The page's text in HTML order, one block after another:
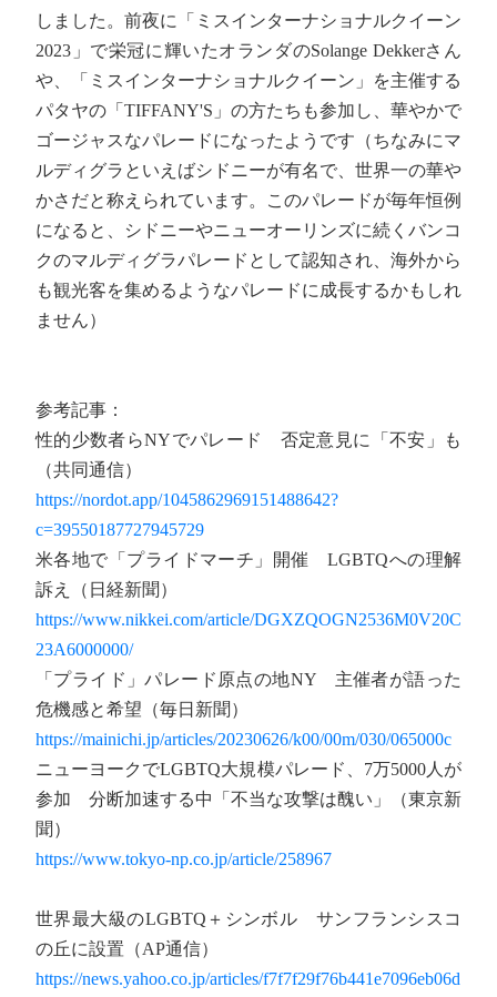
しました。前夜に「ミスインターナショナルクイーン
2023」で栄冠に輝いたオランダのSolange Dekkerさん
や、「ミスインターナショナルクイーン」を主催する
パタヤの「TIFFANY'S」の方たちも参加し、華やかで
ゴージャスなパレードになったようです（ちなみにマ
ルディグラといえばシドニーが有名で、世界一の華や
かさだと称えられています。このパレードが毎年恒例
になると、シドニーやニューオーリンズに続くバンコ
クのマルディグラパレードとして認知され、海外から
も観光客を集めるようなパレードに成長するかもしれ
ません）
参考記事：
性的少数者らNYでパレード 否定意見に「不安」も
（共同通信）
https://nordot.app/1045862969151488642?
c=39550187727945729
米各地で「プライドマーチ」開催 LGBTQへの理解
訴え（日経新聞）
https://www.nikkei.com/article/DGXZQOGN2536M0V20C
23A6000000/
「プライド」パレード原点の地NY 主催者が語った
危機感と希望（毎日新聞）
https://mainichi.jp/articles/20230626/k00/00m/030/065000c
ニューヨークでLGBTQ大規模パレード、7万5000人が
参加 分断加速する中「不当な攻撃は醜い」（東京新
聞）
https://www.tokyo-np.co.jp/article/258967
世界最大級のLGBTQ＋シンボル サンフランシスコ
の丘に設置（AP通信）
https://news.yahoo.co.jp/articles/f7f7f29f76b441e7096eb06d